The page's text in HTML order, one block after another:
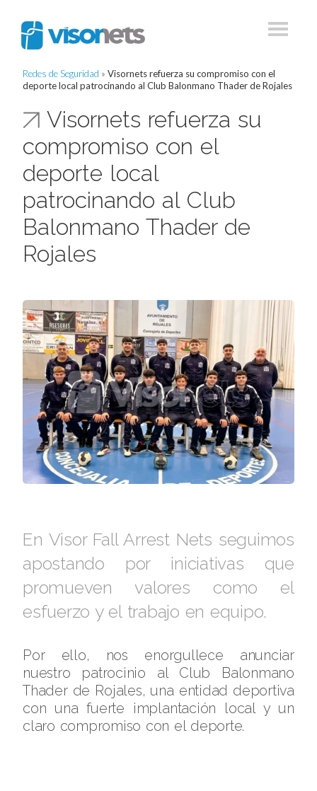
Redes de Seguridad » Visornets refuerza su compromiso con el
deporte local patrocinando al Club Balonmano Thader de Rojales
Visornets refuerza su
compromiso con el
deporte local
patrocinando al Club
Balonmano Thader de
Rojales
En Visor Fall Arrest Nets seguimos
apostando por iniciativas que
promueven valores como el
esfuerzo y el trabajo en equipo.
Por ello, nos enorgullece anunciar
nuestro patrocinio al Club Balonmano
Thader de Rojales, una entidad deportiva
con una fuerte implantación local y un
claro compromiso con el deporte.